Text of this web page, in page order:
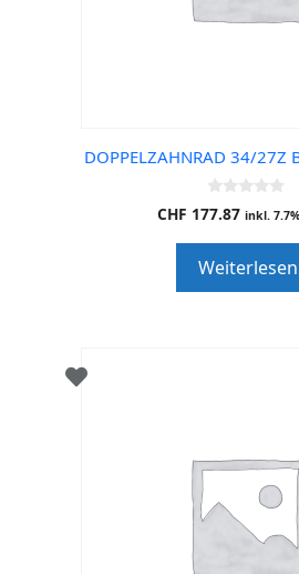
DOPPELZAHNRAD 34/27Z
0
o
o
f
5
CHF 177.87 inkl.
Weiterlesen